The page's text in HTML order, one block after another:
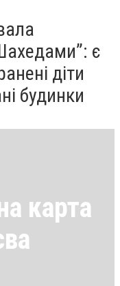
є
діти
будинки
карта